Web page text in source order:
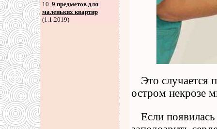
10. 9 предметов для
маленьких квартир
(1.1.2019)
Это случается
остром некрозе
Если